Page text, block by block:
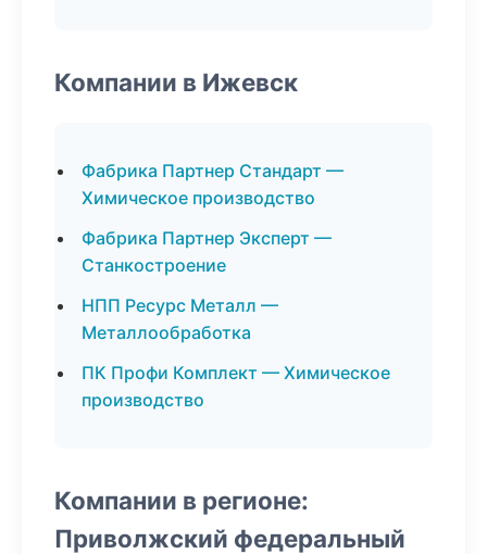
Компании в Ижевск
Фабрика Партнер Стандарт —
Химическое производство
Фабрика Партнер Эксперт —
Станкостроение
НПП Ресурс Металл —
Металлообработка
ПК Профи Комплект — Химическое
производство
Компании в регионе:
Приволжский федеральный